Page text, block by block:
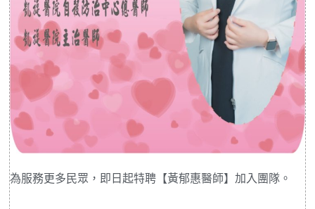
為服務更多民眾，即日起特聘【黃郁惠醫師】加入團隊。